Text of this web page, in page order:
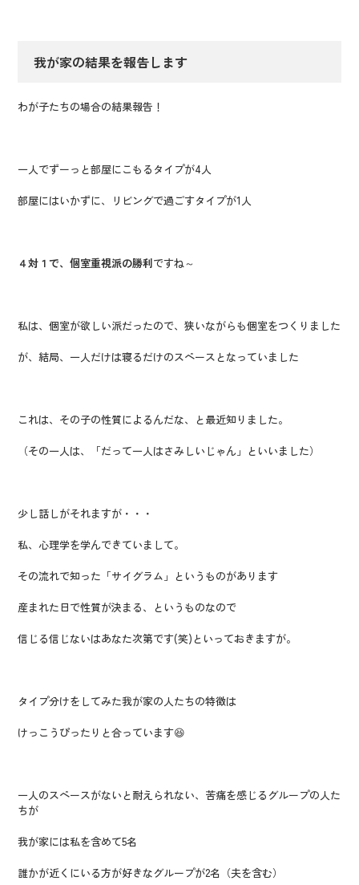
我が家の結果を報告します
わが子たちの場合の結果報告！
一人でずーっと部屋にこもるタイプが4人
部屋にはいかずに、リビングで過ごすタイプが1人
４対１で、個室重視派の勝利ですね～
私は、個室が欲しい派だったので、狭いながらも個室をつくりました
が、結局、一人だけは寝るだけのスペースとなっていました
これは、その子の性質によるんだな、と最近知りました。
（その一人は、「だって一人はさみしいじゃん」といいました）
少し話しがそれますが・・・
私、心理学を学んできていまして。
その流れで知った「サイグラム」というものがあります
産まれた日で性質が決まる、というものなので
信じる信じないはあなた次第です(笑)といっておきますが。
タイプ分けをしてみた我が家の人たちの特徴は
けっこうぴったりと合っています😆
一人のスペースがないと耐えられない、苦痛を感じるグループの人た
ちが
我が家には私を含めて5名
誰かが近くにいる方が好きなグループが2名（夫を含む）